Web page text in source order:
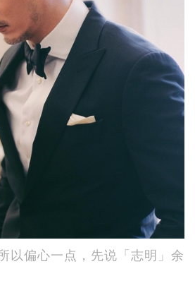
以偏心一点，先说「志明」余